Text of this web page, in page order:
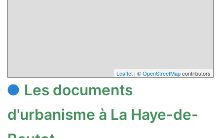
Leaflet | ©OpenStreetMapcontributors
Les documents
d'urbanisme à La Haye-de-